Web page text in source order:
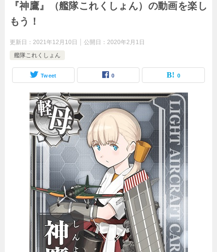
『神鷹』（艦隊これくしょん）の動画を楽し
もう！
更新日： 2021年12月10日 公開日： 2020年2月1日
艦隊これくしょん
Tweet 0 0